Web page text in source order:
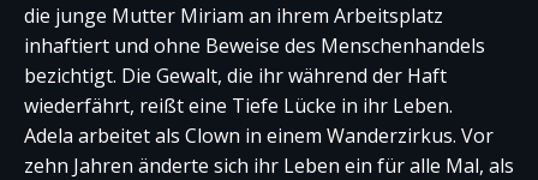
die junge Mutter Miriam an ihrem Arbeitsplatz
inhaftiert und ohne Beweise des Menschenhandels
bezichtigt. Die Gewalt, die ihr während der Haft
wiederfährt, reißt eine Tiefe Lücke in ihr Leben.
Adela arbeitet als Clown in einem Wanderzirkus. Vor
zehn Jahren änderte sich ihr Leben ein für alle Mal, als